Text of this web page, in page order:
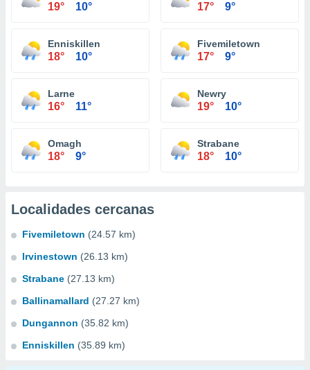
19° 10° 17° 9°
Enniskillen
18° 10°
Fivemiletown
17° 9°
Larne
16° 11°
Newry
19° 10°
Omagh
18° 9°
Strabane
18° 10°
Localidades cercanas
Fivemiletown (24.57 km)
Irvinestown (26.13 km)
Strabane (27.13 km)
Ballinamallard (27.27 km)
Dungannon (35.82 km)
Enniskillen (35.89 km)